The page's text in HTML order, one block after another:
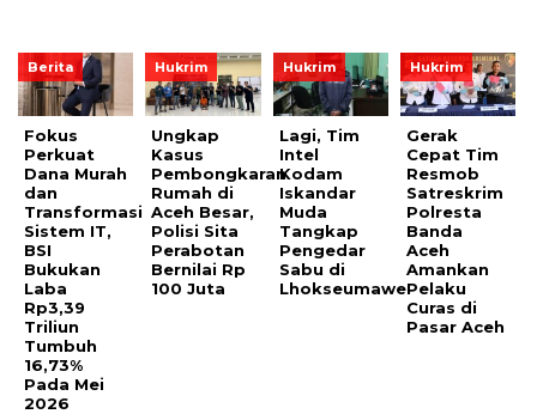
Berita
Fokus
Perkuat
Dana Murah
dan
Transformasi
Sistem IT,
BSI
Bukukan
Laba
Rp3,39
Triliun
Tumbuh
16,73%
Pada Mei
2026
Hukrim
Ungkap
Kasus
Pembongkaran
Rumah di
Aceh Besar,
Polisi Sita
Perabotan
Bernilai Rp
100 Juta
Hukrim
Lagi, Tim
Intel
Kodam
Iskandar
Muda
Tangkap
Pengedar
Sabu di
Lhokseumawe
Hukrim
Gerak
Cepat Tim
Resmob
Satreskrim
Polresta
Banda
Aceh
Amankan
Pelaku
Curas di
Pasar Aceh